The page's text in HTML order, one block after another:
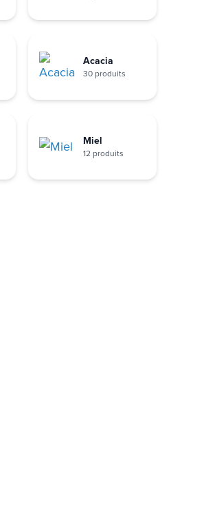
Acacia
30 produits
Miel
12 produits